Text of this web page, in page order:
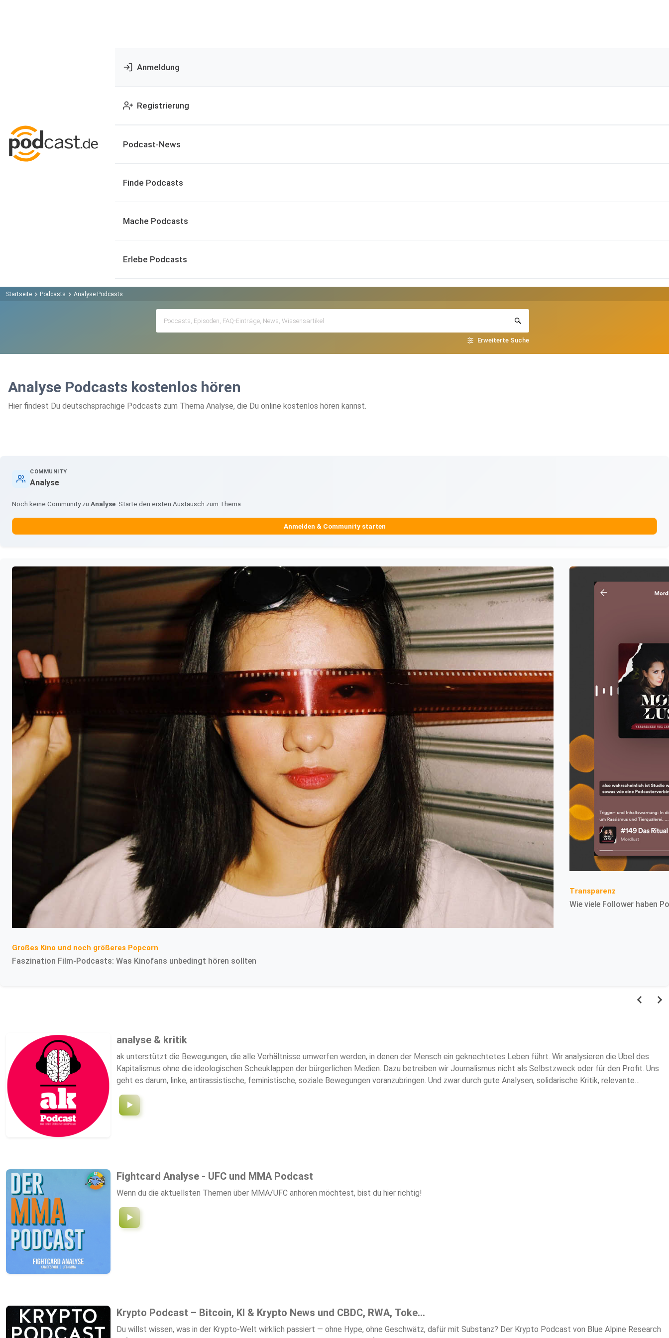
Anmeldung
Registrierung
Podcast-News
Finde Podcasts
Mache Podcasts
Erlebe Podcasts
Startseite Podcasts Analyse Podcasts
Erweiterte Suche
Analyse Podcasts kostenlos hören
Hier findest Du deutschsprachige Podcasts zum Thema Analyse, die Du online kostenlos hören kannst.
analyse & kritik
ak unterstützt die Bewegungen, die alle Verhältnisse umwerfen werden, in denen der Mensch ein geknechtetes Leben führt. Wir analysieren die Übel des
Kapitalismus ohne die ideologischen Scheuklappen der bürgerlichen Medien. Dazu betreiben wir Journalismus nicht als Selbstzweck oder für den Profit. Uns
geht es darum, linke, antirassistische, feministische, soziale Bewegungen voranzubringen. Und zwar durch gute Analysen, solidarische Kritik, relevante
Praxis.
Fightcard Analyse - UFC und MMA Podcast
Wenn du die aktuellsten Themen über MMA/UFC anhören möchtest, bist du hier richtig!
Krypto Podcast – Bitcoin, KI & Krypto News und CBDC, RWA, Toke...
Du willst wissen, was in der Krypto-Welt wirklich passiert — ohne Hype, ohne Geschwätz, dafür mit Substanz? Der Krypto Podcast von Blue Alpine Research
COMMUNITY
Analyse
Noch keine Community zu Analyse . Starte den ersten Austausch zum Thema.
Anmelden & Community starten
Großes Kino und noch größeres Popcorn
Faszination Film-Podcasts: Was Kinofans unbedingt hören sollten
Transparenz
Wie viele Follower haben